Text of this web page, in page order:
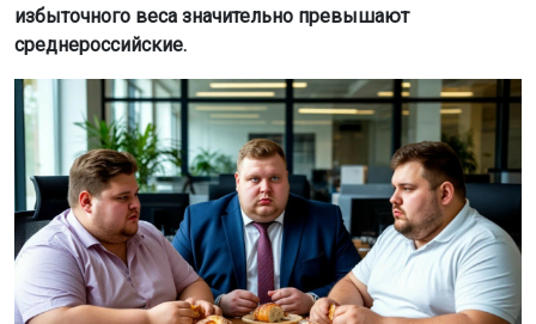
избыточного веса значительно превышают
среднероссийские.